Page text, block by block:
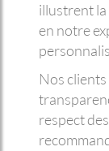
illustrent la
en notre
Nos
respect